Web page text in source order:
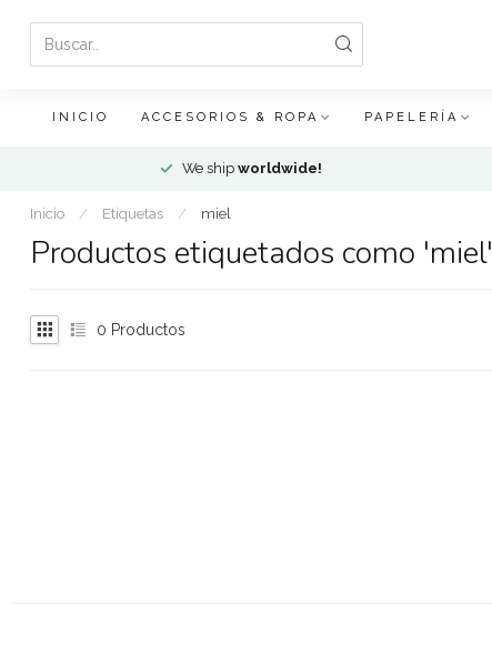
INICIO ACCESORIOS & ROPA PAPELERÍA
We ship worldwide!
Inicio / Etiquetas / miel
Productos etiquetados como 'miel'
0 Productos